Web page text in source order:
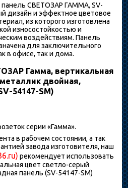
панель СВЕТОЗАР ГАММА, SV-
дизайн и эффектное цветовое
из которого изготовлена
износостойкостью и
воздействиям. Панель
для заключительного
в офисе, так и дома.
Гамма, вертикальная
двойная,
54147-SM)
серии «Гамма».
в рабочем состоянии, а так
завода изготовителя, наш
рекомендует использовать
цвет светло-серый
панель (SV-54147-SM)